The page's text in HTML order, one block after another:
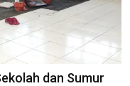
dan Sumur